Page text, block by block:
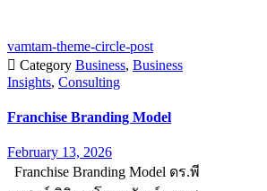
vamtam-theme-circle-post
 Category Business, Business
Insights, Consulting
Franchise Branding Model
February 13, 2026
Franchise Branding Model ดร.พี